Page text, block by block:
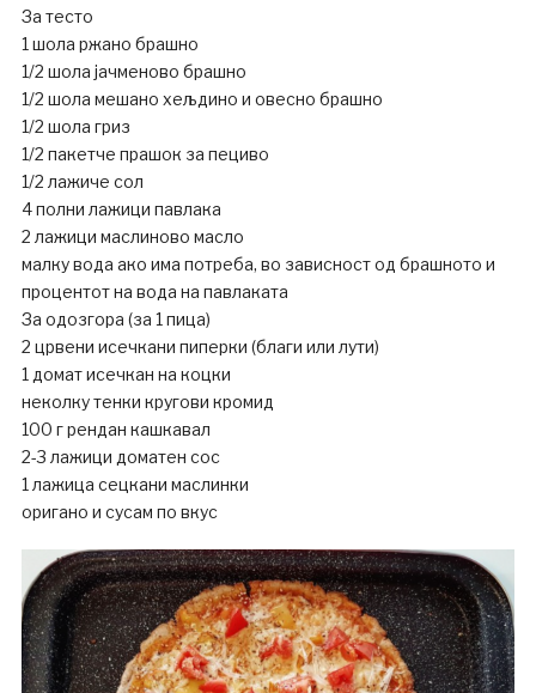
За тесто
1 шола ржано брашно
1/2 шола јачменово брашно
1/2 шола мешано хељдино и овесно брашно
1/2 шола гриз
1/2 пакетче прашок за пециво
1/2 лажиче сол
4 полни лажици павлака
2 лажици маслиново масло
малку вода ако има потреба, во зависност од брашното и
процентот на вода на павлаката
За одозгора (за 1 пица)
2 црвени исечкани пиперки (благи или лути)
1 домат исечкан на коцки
неколку тенки кругови кромид
100 г рендан кашкавал
2-3 лажици доматен сос
1 лажица сецкани маслинки
оригано и сусам по вкус